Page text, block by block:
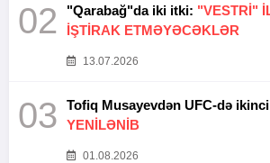
02 "Qarabağ"da iki itki: "VESTRİ"
İŞTİRAK ETMƏYƏCƏKLƏR
13.07.2026
03
YENİLƏNİB
01.08.2026